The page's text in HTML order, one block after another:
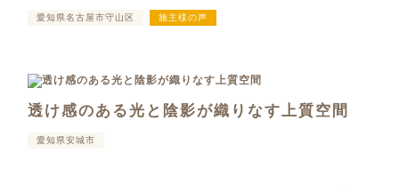
愛知県名古屋市守山区 施主様の声
透け感のある光と陰影が織りなす上質空間
愛知県安城市